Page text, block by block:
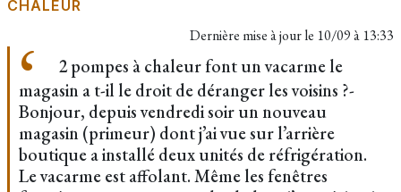
CHALEUR
Dernière mise à jour le 10/09 à 13:33
2 pompes à chaleur font un vacarme le
magasin a t-il le droit de déranger les voisins ?-
Bonjour, depuis vendredi soir un nouveau
magasin (primeur) dont j’ai vue sur l’arrière
boutique a installé deux unités de réfrigération.
Le vacarme est affolant. Même les fenêtres